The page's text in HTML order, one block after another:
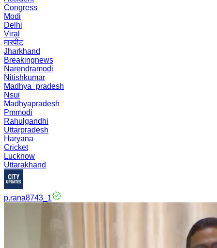
Congress
Modi
Delhi
Viral
मारपीट
Jharkhand
Breakingnews
Narendramodi
Nitishkumar
Madhya_pradesh
Nsui
Madhyapradesh
Pmmodi
Rahulgandhi
Uttarpradesh
Haryana
Cricket
Lucknow
Uttarakhand
p.rana8743_1